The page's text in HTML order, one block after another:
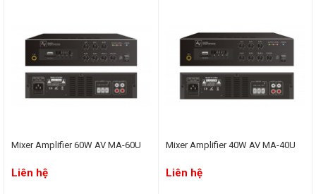
Mixer Amplifier 60W AV MA-60U
Liên hệ
Mixer Amplifier 40W AV MA-40U
Liên hệ